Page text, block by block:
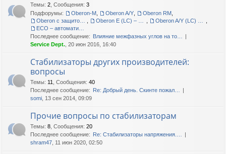
Темы: 2 Сообщения: 3
Подфорумы:
Oberon-M Oberon A/Y Oberon RM
Последнее сообщение: Влияние межфазных углов на то…
Service Dept. , 20 июн 2016, 16:40
Стабилизаторы других производителей:
вопросы
Темы: 11 Сообщения: 40
Последнее сообщение: Re: Добрый день. Скинте пожал…
somi , 13 сен 2014, 09:09
Прочие вопросы по стабилизаторам
Темы: 8 Сообщения: 20
Последнее сообщение: Re: Стабилизаторы напряжения.…
shram47 , 11 июн 2020, 02:50